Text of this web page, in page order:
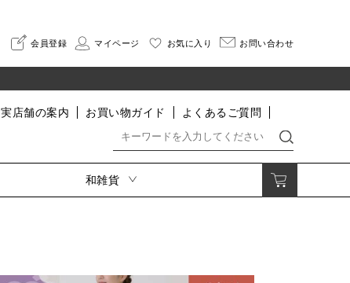
会員登録 マイページ お気に入り お問い合わせ
実店舗の案内 お買い物ガイド よくあるご質問
和雑貨